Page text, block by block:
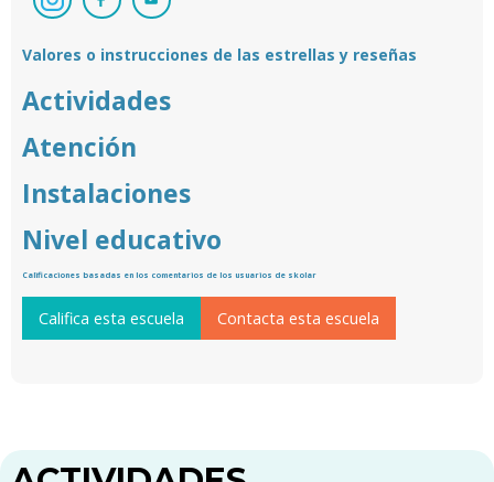
Valores o instrucciones de las estrellas y reseñas
Actividades
Atención
Instalaciones
Nivel educativo
Calificaciones basadas en los comentarios de los usuarios de skolar
Califica esta escuela Contacta esta escuela